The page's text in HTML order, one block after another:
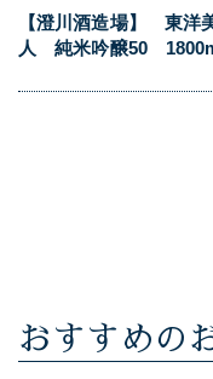
【澄川酒造場】 東洋
人 純米吟醸50
おすすめの